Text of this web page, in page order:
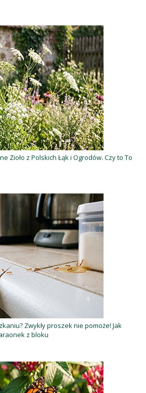
Zioło z Polskich Łąk i Ogrodów. Czy to To
Zwykły proszek nie pomoże! Jak
z bloku